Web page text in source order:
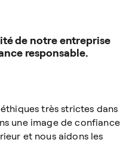
de notre entreprise
responsable.
très strictes dans
une image de confiance
et nous aidons les